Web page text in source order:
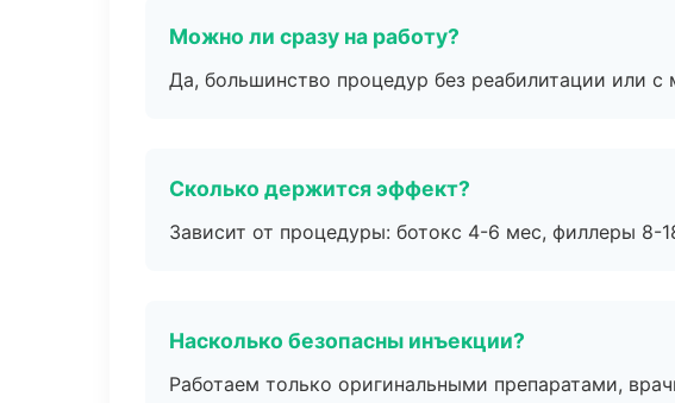
Можно ли сразу на работу?
Да, большинство процедур без реабилитации или
Сколько держится эффект?
Зависит от процедуры: ботокс 4-6 мес, филлеры 8-
Насколько безопасны инъекции?
Работаем только оригинальными препаратами,